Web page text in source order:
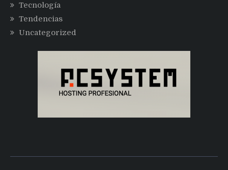
Tecnología
Tendencias
Uncategorized